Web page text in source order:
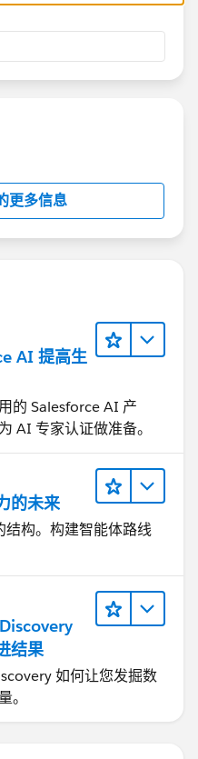
更多信息
AI 提高生
的 Salesforce AI 产
AI 专家认证做准备。
的未来
结构。构建智能体路线
结果
如何让您发掘数
。